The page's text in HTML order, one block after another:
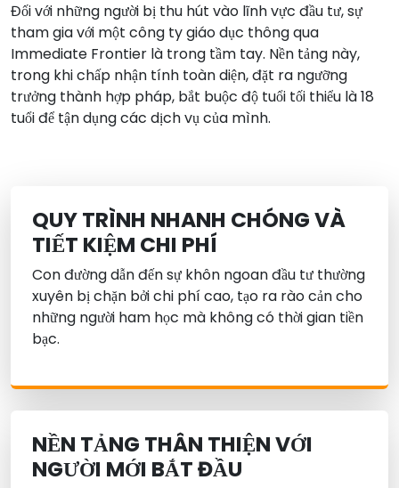
Đối với những người bị thu hút vào lĩnh vực đầu tư, sự
tham gia với một công ty giáo dục thông qua
Immediate Frontier là trong tầm tay. Nền tảng này,
trong khi chấp nhận tính toàn diện, đặt ra ngưỡng
trưởng thành hợp pháp, bắt buộc độ tuổi tối thiểu là 18
tuổi để tận dụng các dịch vụ của mình.
QUY TRÌNH NHANH CHÓNG VÀ
TIẾT KIỆM CHI PHÍ
Con đường dẫn đến sự khôn ngoan đầu tư thường
xuyên bị chặn bởi chi phí cao, tạo ra rào cản cho
những người ham học mà không có thời gian tiền
bạc.
NỀN TẢNG THÂN THIỆN VỚI
NGƯỜI MỚI BẮT ĐẦU